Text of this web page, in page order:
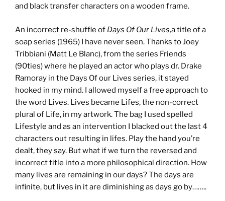
and black transfer characters on a wooden frame.
An incorrect re-shuffle of Days Of Our Lives,a title of a
soap series (1965) I have never seen. Thanks to Joey
Tribbiani (Matt Le Blanc), from the series Friends
(90ties) where he played an actor who plays dr. Drake
Ramoray in the Days Of our Lives series, it stayed
hooked in my mind. I allowed myself a free approach to
the word Lives. Lives became Lifes, the non-correct
plural of Life, in my artwork. The bag I used spelled
Lifestyle and as an intervention I blacked out the last 4
characters out resulting in lifes. Play the hand you’re
dealt, they say. But what if we turn the reversed and
incorrect title into a more philosophical direction. How
many lives are remaining in our days? The days are
infinite, but lives in it are diminishing as days go by……..